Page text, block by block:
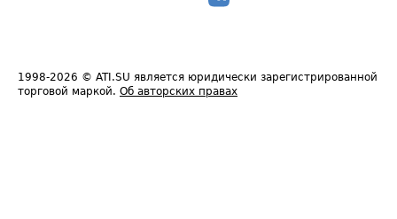
1998-2026 © ATI.SU является юридически зарегистрированной
торговой маркой. Об авторских правах